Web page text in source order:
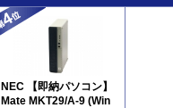
NEC 【即納パソコン】
Mate MKT29/A-9 (Win